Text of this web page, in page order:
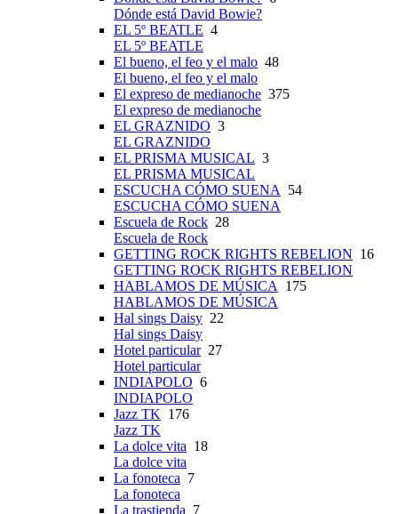
Dónde está David Bowie?
EL 5º BEATLE 4
EL 5º BEATLE
El bueno, el feo y el malo 48
El bueno, el feo y el malo
El expreso de medianoche 375
El expreso de medianoche
EL GRAZNIDO 3
EL GRAZNIDO
EL PRISMA MUSICAL 3
EL PRISMA MUSICAL
ESCUCHA CÓMO SUENA
54
ESCUCHA CÓMO SUENA
Escuela de Rock 28
Escuela de Rock
GETTING ROCK RIGHTS REBELION 16
GETTING ROCK RIGHTS REBELION
HABLAMOS DE MÚSICA
175
HABLAMOS DE MÚSICA
Hal sings Daisy 22
Hal sings Daisy
Hotel particular27
Hotel particular
INDIAPOLO 6
INDIAPOLO
Jazz TK 176
Jazz TK
La dolce vita 18
La dolce vita
La fonoteca 7
La fonoteca
La trastienda 7